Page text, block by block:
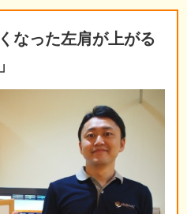
なった左肩が上がる